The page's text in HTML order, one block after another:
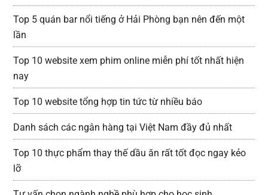
Top 5 quán bar nổi tiếng ở Hải Phòng bạn nên đến một
lần
Top 10 website xem phim online miễn phí tốt nhất hiện
nay
Top 10 website tổng hợp tin tức từ nhiều báo
Danh sách các ngân hàng tại Việt Nam đầy đủ nhất
Top 10 thực phẩm thay thế dầu ăn rất tốt đọc ngay kẻo
lỡ